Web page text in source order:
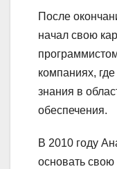
После
начал свою
компаниях,
знания в
обеспечения.
В 2010 году
основать